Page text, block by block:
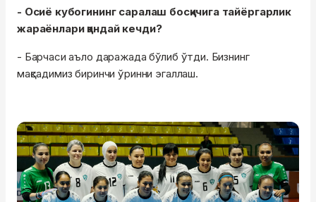
- Осиё кубогининг саралаш босқичига тайёргарлик
жараёнлари қандай кечди?
- Барчаси аъло даражада бўлиб ўтди. Бизнинг
мақсадимиз биринчи ўринни эгаллаш.